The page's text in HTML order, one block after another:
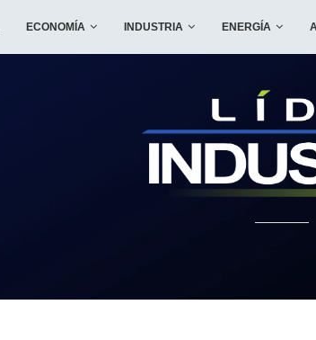
ECONOMÍA INDUSTRIA ENERGÍA